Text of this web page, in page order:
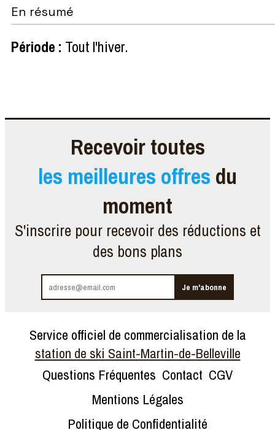
En résumé
Période : Tout l'hiver
Recevoir toutes
les meilleures offres du
moment
S'inscrire pour recevoir des réductions et
des bons plans
Service officiel de commercialisation de la
station de ski Saint-Martin-de-Belleville
Questions Fréquentes Contact CGV
Mentions Légales
Politique de Confidentialité